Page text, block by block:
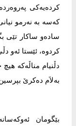
كرده‌یه‌كی‌
كه‌سه‌ به‌ نه‌رمو
ساده‌و ساكار تێی‌
كردوه‌، ئێستا ئه‌و
دڵنیام مناڵه‌كه‌
به‌لاَم ده‌كرێ‌
بێگومان